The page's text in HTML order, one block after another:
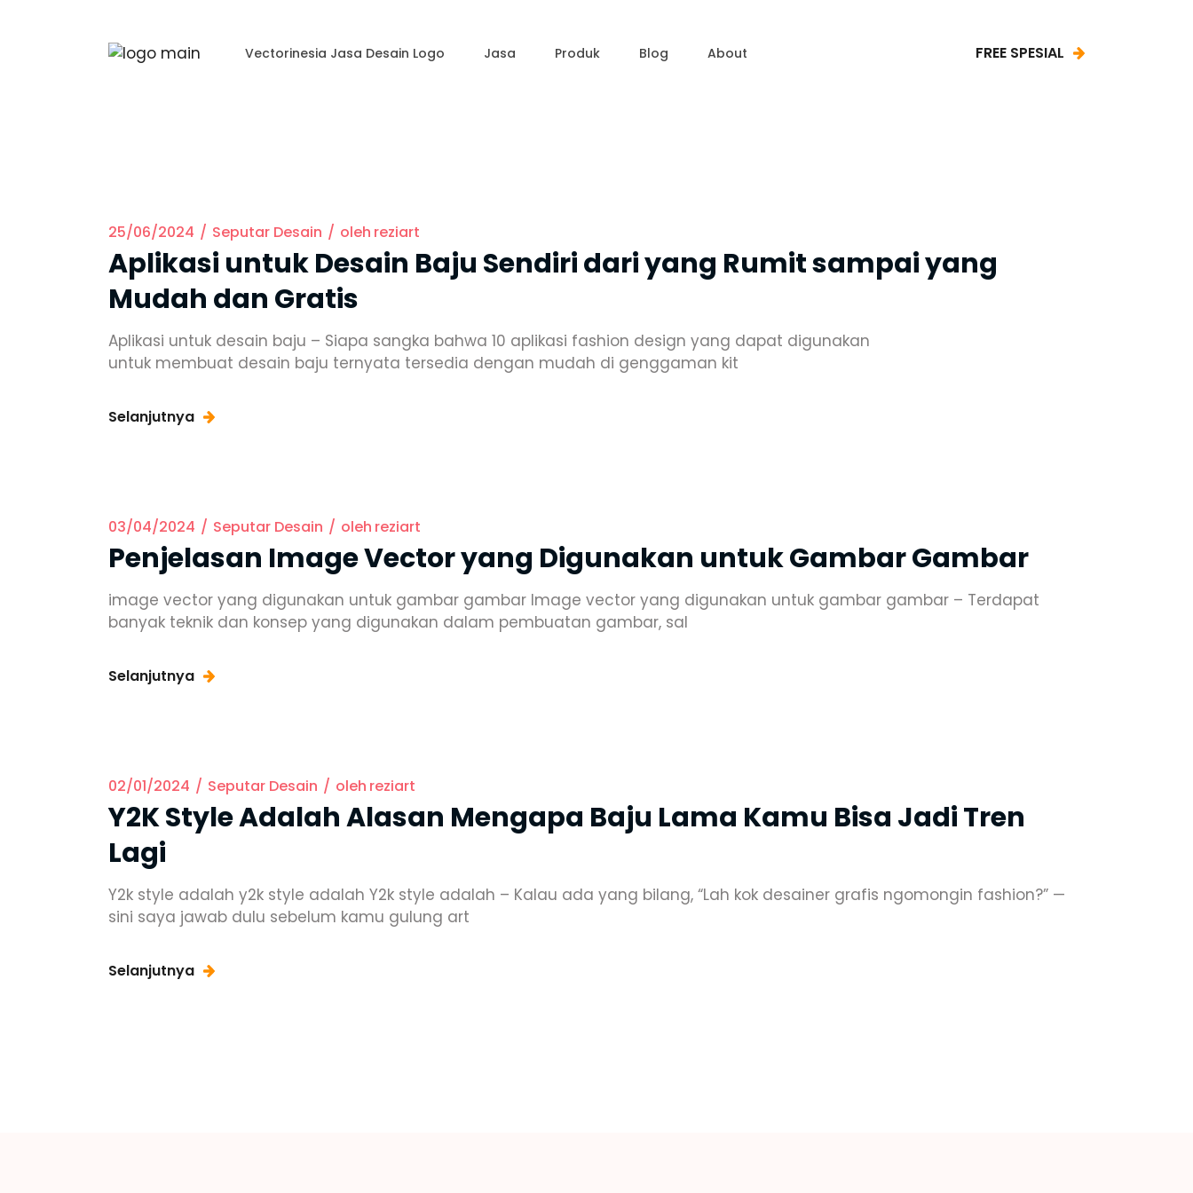
Vectorinesia Jasa Desain Logo Jasa Produk Blog About FREE SPESIAL
25/06/2024 Seputar Desain oleh reziart
Aplikasi untuk Desain Baju Sendiri dari yang Rumit sampai yang
Mudah dan Gratis
Aplikasi untuk desain baju – Siapa sangka bahwa 10 aplikasi fashion design yang dapat digunakan
untuk membuat desain baju ternyata tersedia dengan mudah di genggaman kit
Selanjutnya
03/04/2024 Seputar Desain oleh reziart
Penjelasan Image Vector yang Digunakan untuk Gambar Gambar
image vector yang digunakan untuk gambar gambar Image vector yang digunakan untuk gambar gambar – Terdapat
banyak teknik dan konsep yang digunakan dalam pembuatan gambar, sal
Selanjutnya
02/01/2024 Seputar Desain oleh reziart
Y2K Style Adalah Alasan Mengapa Baju Lama Kamu Bisa Jadi Tren
Lagi
Y2k style adalah y2k style adalah Y2k style adalah – Kalau ada yang bilang, “Lah kok desainer grafis ngomongin fashion?” —
sini saya jawab dulu sebelum kamu gulung art
Selanjutnya